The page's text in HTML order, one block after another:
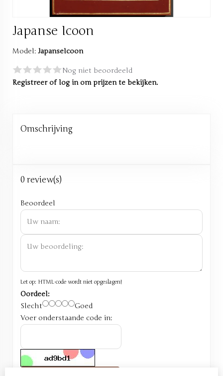
Japanse Icoon
Model: JapanseIcoon
Nog niet beoordeeld
Registreeroflog inom prijzen te bekijken.
Omschrijving
0 review(s)
Beoordeel
Let op: HTML-code wordt niet opgeslagen!
Oordeel:
Slecht
Goed
Voer onderstaande code in: